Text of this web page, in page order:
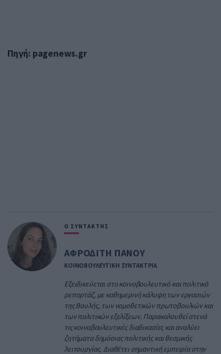
Πηγή: pagenews.gr
Ο ΣΥΝΤΑΚΤΗΣ
ΑΦΡΟΔΙΤΗ ΠΑΝΟΥ
ΚΟΙΝΟΒΟΥΛΕΥΤΙΚΗ ΣΥΝΤΑΚΤΡΙΑ
Εξειδικεύεται στο κοινοβουλευτικό και πολιτικό
ρεπορτάζ, με καθημερινή κάλυψη των εργασιών
της Βουλής, των νομοθετικών πρωτοβουλιών και
των πολιτικών εξελίξεων. Παρακολουθεί στενά
τις κοινοβουλευτικές διαδικασίες και αναλύει
ζητήματα δημόσιας πολιτικής και θεσμικής
λειτουργίας. Διαθέτει σημαντική εμπειρία στην